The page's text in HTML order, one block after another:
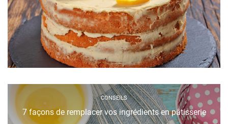
CONSEILS
7 façons de remplacer vos ingrédients en pâtisserie